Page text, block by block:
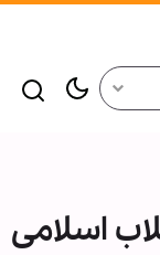
اسلامی